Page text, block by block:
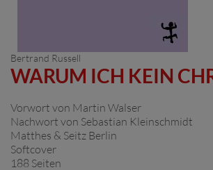
Bertrand Russell
WARUM ICH KEIN
Vorwort von Martin Walser
Nachwort von Sebastian Kleinschmidt
Matthes & Seitz Berlin
Softcover
188 Seiten